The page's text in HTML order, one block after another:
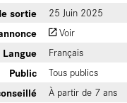
sortie 25 Juin 2025
Voir
Langue Français
Public Tous publics
À partir de 7 ans